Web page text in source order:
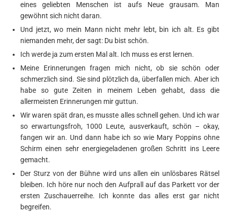
eines geliebten Menschen ist aufs Neue grausam. Man
gewöhnt sich nicht daran.
Und jetzt, wo mein Mann nicht mehr lebt, bin ich alt. Es gibt
niemanden mehr, der sagt: Du bist schön.
Ich werde ja zum ersten Mal alt. Ich muss es erst lernen.
Meine Erinnerungen fragen mich nicht, ob sie schön oder
schmerzlich sind. Sie sind plötzlich da, überfallen mich. Aber ich
habe so gute Zeiten in meinem Leben gehabt, dass die
allermeisten Erinnerungen mir guttun.
Wir waren spät dran, es musste alles schnell gehen. Und ich war
so erwartungsfroh, 1000 Leute, ausverkauft, schön – okay,
fangen wir an. Und dann habe ich so wie Mary Poppins ohne
Schirm einen sehr energiegeladenen großen Schritt ins Leere
gemacht.
Der Sturz von der Bühne wird uns allen ein unlösbares Rätsel
bleiben. Ich höre nur noch den Aufprall auf das Parkett vor der
ersten Zuschauerreihe. Ich konnte das alles erst gar nicht
begreifen.